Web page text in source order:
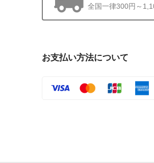
全国一律300円～
お支払い方法について